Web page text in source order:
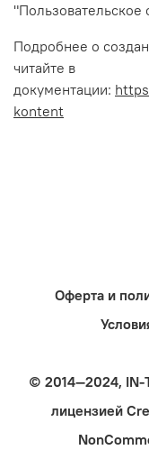
"Пользовательское
Подробнее о
читайте в
документации:
kontent
Оферта и
© 2014—2024, IN-
лицензией